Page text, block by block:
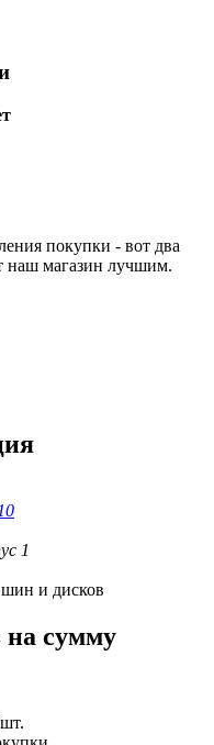
покупки - вот два
наш магазин лучшим.
1
и дисков
на сумму
шт.